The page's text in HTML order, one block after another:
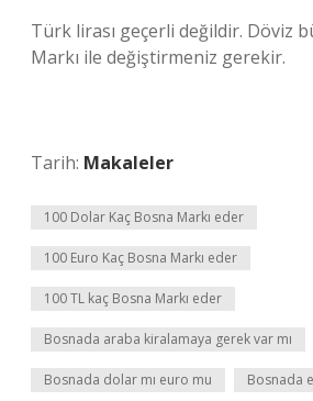
Türk lirası geçerli değildir. Döviz
Markı ile değiştirmeniz gerekir.
Tarih: Makaleler
100 Dolar Kaç Bosna Markı eder
100 Euro Kaç Bosna Markı eder
100 TL kaç Bosna Markı eder
Bosnada araba kiralamaya gerek var mı
Bosnada dolar mı euro mu Bosnada